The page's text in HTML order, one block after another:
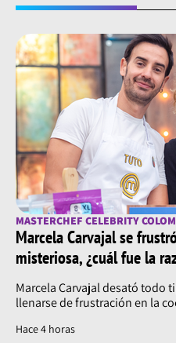
MASTERCHEF CELEBRITY
Marcela Carvajal se
misteriosa, ¿cuál fue la
Marcela Carvajal desató todo
llenarse de frustración en la
Hace 4 horas